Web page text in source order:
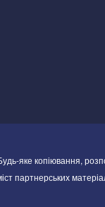
яке копіювання,
партнерських